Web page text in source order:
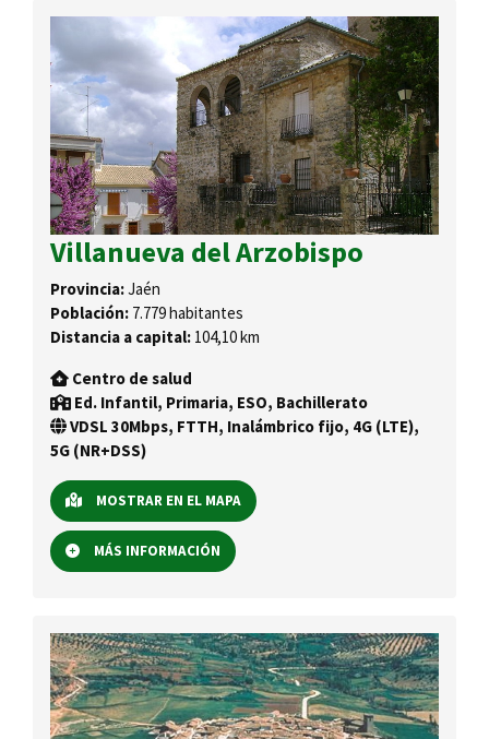
Villanueva del Arzobispo
Provincia:Jaén
Población: 7.779 habitantes
Distancia a capital: 104,10 km
Centro de salud
Ed. Infantil, Primaria, ESO, Bachillerato
VDSL 30Mbps, FTTH, Inalámbrico fijo, 4G (LTE),
5G (NR+DSS)
MOSTRAR EN EL MAPA
MÁS INFORMACIÓN